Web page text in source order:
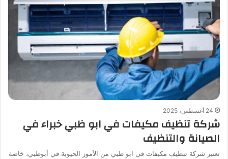
24 أغسطس، 2025
شركة تنظيف مكيفات في ابو ظبي خبراء في
الصيانة والتنظيف
تعتبر شركة تنظيف مكيفات في ابو ظبي من الأمور الحيوية في أبوظبي، خاصة